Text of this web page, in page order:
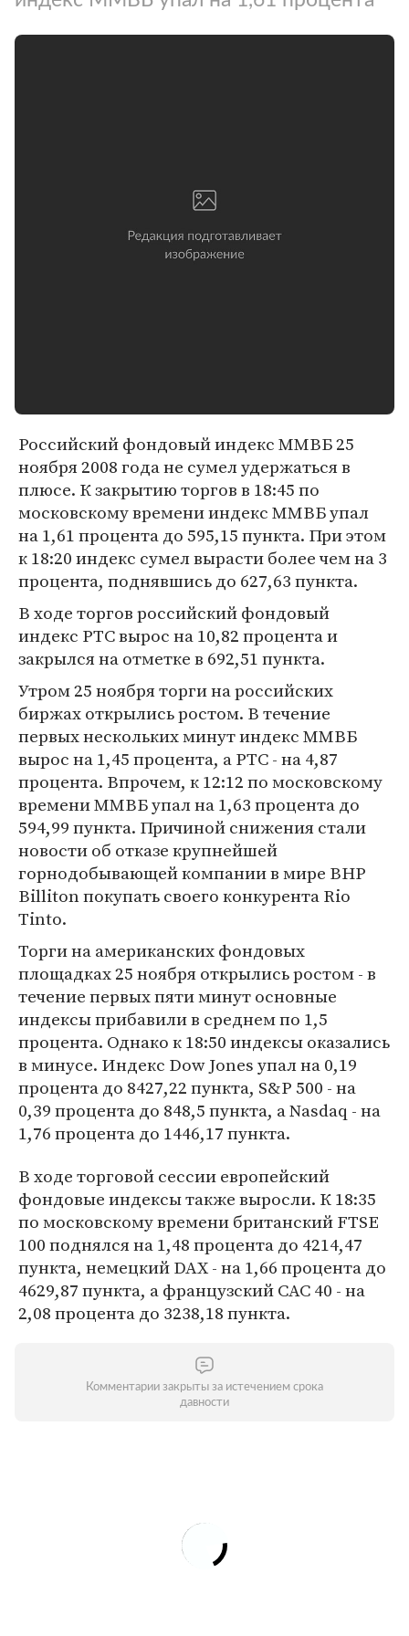
Российский фондовый индекс ММВБ 25
ноября 2008 года не сумел удержаться в
плюсе. К закрытию торгов в 18:45 по
московскому времени индекс ММВБ упал
на 1,61 процента до 595,15 пункта. При этом
к 18:20 индекс сумел вырасти более чем на 3
процента, поднявшись до 627,63 пункта.
В ходе торгов российский фондовый
индекс РТС вырос на 10,82 процента и
закрылся на отметке в 692,51 пункта.
Утром 25 ноября торги на российских
биржах открылись ростом. В течение
первых нескольких минут индекс ММВБ
вырос на 1,45 процента, а РТС - на 4,87
процента. Впрочем, к 12:12 по московскому
времени ММВБ упал на 1,63 процента до
594,99 пункта. Причиной снижения стали
новости об отказе крупнейшей
горнодобывающей компании в мире BHP
Billiton покупать своего конкурента Rio
Tinto.
Торги на американских фондовых
площадках 25 ноября открылись ростом - в
течение первых пяти минут основные
индексы прибавили в среднем по 1,5
процента. Однако к 18:50 индексы оказались
в минусе. Индекс Dow Jones упал на 0,19
процента до 8427,22 пункта, S&P 500 - на
0,39 процента до 848,5 пункта, а Nasdaq - на
1,76 процента до 1446,17 пункта.
В ходе торговой сессии европейский
фондовые индексы также выросли. К 18:35
по московскому времени британский FTSE
100 поднялся на 1,48 процента до 4214,47
пункта, немецкий DAX - на 1,66 процента до
4629,87 пункта, а французский CAC 40 - на
2,08 процента до 3238,18 пункта.
Комментарии закрыты за истечением срока
давности